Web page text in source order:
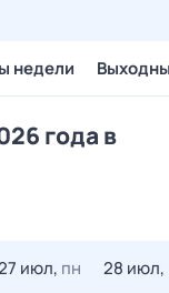
недели
года в
июл, пн 28 июл,